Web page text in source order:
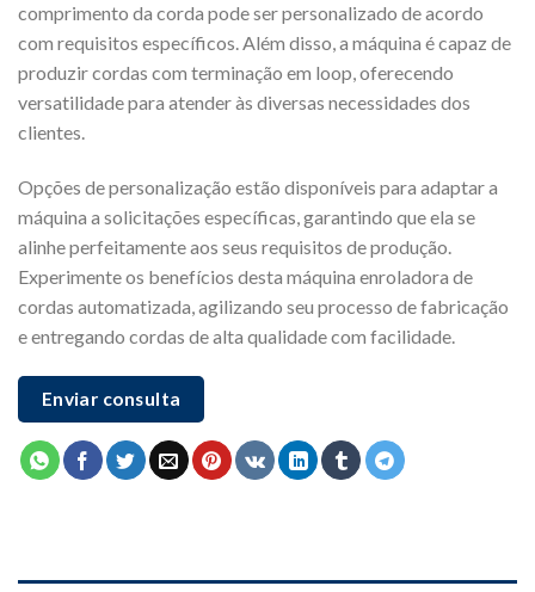
comprimento da corda pode ser personalizado de acordo
com requisitos específicos. Além disso, a máquina é capaz de
produzir cordas com terminação em loop, oferecendo
versatilidade para atender às diversas necessidades dos
clientes.
Opções de personalização estão disponíveis para adaptar a
máquina a solicitações específicas, garantindo que ela se
alinhe perfeitamente aos seus requisitos de produção.
Experimente os benefícios desta máquina enroladora de
cordas automatizada, agilizando seu processo de fabricação
e entregando cordas de alta qualidade com facilidade.
Enviar consulta